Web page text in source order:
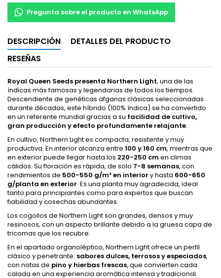
Pregunta sobre el producto en WhatsApp
DESCRIPCIÓN
DETALLES DEL PRODUCTO
RESEÑAS
Royal Queen Seeds presenta Northern Light, una de las
índicas más famosas y legendarias de todos los tiempos.
Descendiente de genéticas afganas clásicas seleccionadas
durante décadas, este híbrido (100% índica) se ha convertido
en un referente mundial gracias a su facilidad de cultivo,
gran producción y efecto profundamente relajante.
En cultivo, Northern Light es compacta, resistente y muy
productiva. En interior alcanza entre 100 y 160 cm, mientras que
en exterior puede llegar hasta los 220-250 cm en climas
cálidos. Su floración es rápida, de solo 7-8 semanas, con
rendimientos de 500-550 g/m² en interior y hasta 600-650
g/planta en exterior. Es una planta muy agradecida, ideal
tanto para principiantes como para expertos que buscan
fiabilidad y cosechas abundantes.
Los cogollos de Northern Light son grandes, densos y muy
resinosos, con un aspecto brillante debido a la gruesa capa de
tricomas que los recubre.
En el apartado organoléptico, Northern Light ofrece un perfil
clásico y penetrante: sabores dulces, terrosos y especiados,
con notas de pino y hierbas frescas, que convierten cada
calada en una experiencia aromática intensa y tradicional.